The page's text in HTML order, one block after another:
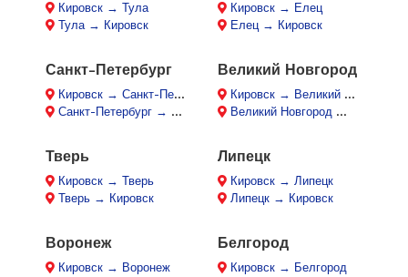
Кировск → Тула
Тула → Кировск
Кировск → Елец
Елец → Кировск
Санкт-Петербург
Кировск → Санкт-Петербург
Санкт-Петербург → Кировск
Великий Новгород
Кировск → Великий Новгород
Великий Новгород → Кировск
Тверь
Кировск → Тверь
Тверь → Кировск
Липецк
Кировск → Липецк
Липецк → Кировск
Воронеж
Кировск → Воронеж
Белгород
Кировск → Белгород